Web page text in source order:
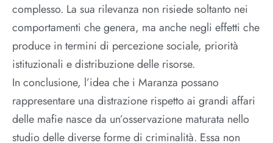
complesso. La sua rilevanza non risiede soltanto nei
comportamenti che genera, ma anche negli effetti che
produce in termini di percezione sociale, priorità
istituzionali e distribuzione delle risorse.
In conclusione, l’idea che i Maranza possano
rappresentare una distrazione rispetto ai grandi affari
delle mafie nasce da un’osservazione maturata nello
studio delle diverse forme di criminalità. Essa non